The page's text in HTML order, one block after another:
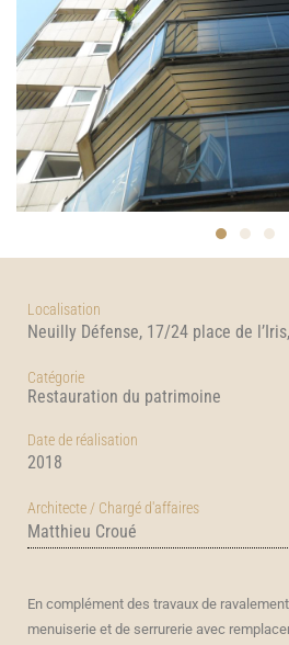
Localisation
Neuilly Défense, 17/24 place de
Catégorie
Restauration du patrimoine
Date de réalisation
2018
Architecte / Chargé d'affaires
Matthieu Croué
En complément des travaux de
menuiserie et de serrurerie avec